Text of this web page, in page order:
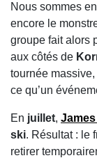
Nous sommes en
encore le
groupe fait alors
aux côtés de
tournée
ce qu’un
En juillet,
ski. Résultat : le
retirer